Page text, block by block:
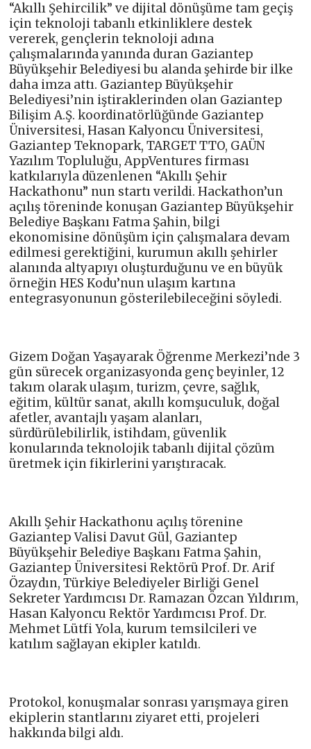
“Akıllı Şehircilik” ve dijital dönüşüme tam geçiş
için teknoloji tabanlı etkinliklere destek
vererek, gençlerin teknoloji adına
çalışmalarında yanında duran Gaziantep
Büyükşehir Belediyesi bu alanda şehirde bir ilke
daha imza attı. Gaziantep Büyükşehir
Belediyesi’nin iştiraklerinden olan Gaziantep
Bilişim A.Ş. koordinatörlüğünde Gaziantep
Üniversitesi, Hasan Kalyoncu Üniversitesi,
Gaziantep Teknopark, TARGET TTO, GAÜN
Yazılım Topluluğu, AppVentures firması
katkılarıyla düzenlenen “Akıllı Şehir
Hackathonu” nun startı verildi. Hackathon’un
açılış töreninde konuşan Gaziantep Büyükşehir
Belediye Başkanı Fatma Şahin, bilgi
ekonomisine dönüşüm için çalışmalara devam
edilmesi gerektiğini, kurumun akıllı şehirler
alanında altyapıyı oluşturduğunu ve en büyük
örneğin HES Kodu’nun ulaşım kartına
entegrasyonunun gösterilebileceğini söyledi.
Gizem Doğan Yaşayarak Öğrenme Merkezi’nde 3
gün sürecek organizasyonda genç beyinler, 12
takım olarak ulaşım, turizm, çevre, sağlık,
eğitim, kültür sanat, akıllı komşuculuk, doğal
afetler, avantajlı yaşam alanları,
sürdürülebilirlik, istihdam, güvenlik
konularında teknolojik tabanlı dijital çözüm
üretmek için fikirlerini yarıştıracak.
Akıllı Şehir Hackathonu açılış törenine
Gaziantep Valisi Davut Gül, Gaziantep
Büyükşehir Belediye Başkanı Fatma Şahin,
Gaziantep Üniversitesi Rektörü Prof. Dr. Arif
Özaydın, Türkiye Belediyeler Birliği Genel
Sekreter Yardımcısı Dr. Ramazan Özcan Yıldırım,
Hasan Kalyoncu Rektör Yardımcısı Prof. Dr.
Mehmet Lütfi Yola, kurum temsilcileri ve
katılım sağlayan ekipler katıldı.
Protokol, konuşmalar sonrası yarışmaya giren
ekiplerin stantlarını ziyaret etti, projeleri
hakkında bilgi aldı.